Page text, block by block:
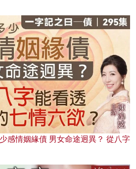
感情姻緣債 男女命途迥異？ 從八字